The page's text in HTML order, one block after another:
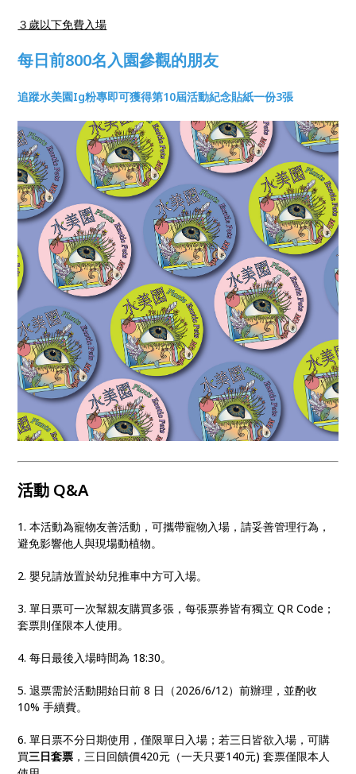
３歲以下免費入場
每日前800名入園參觀的朋友
追蹤水美園Ig粉專即可獲得第10屆活動紀念貼紙一份3張
活動 Q&A
1. 本活動為寵物友善活動，可攜帶寵物入場，請妥善管理行為，
避免影響他人與現場動植物。
2. 嬰兒請放置於幼兒推車中方可入場。
3. 單日票可一次幫親友購買多張，每張票券皆有獨立 QR Code；
套票則僅限本人使用。
4. 每日最後入場時間為 18:30。
5. 退票需於活動開始日前 8 日（2026/6/12）前辦理，並酌收
10% 手續費。
6. 單日票不分日期使用，僅限單日入場；若三日皆欲入場，可購
買三日套票 ，三日回饋價420元（一天只要140元) 套票僅限本人